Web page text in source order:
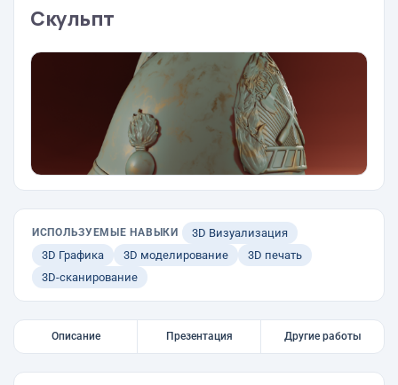
Скульпт
ИСПОЛЬЗУЕМЫЕ НАВЫКИ
3D Визуализация
3D Графика
3D моделирование
3D печать
3D-сканирование
Описание Презентация Другие работы